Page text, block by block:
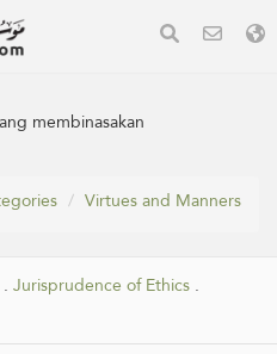
membinasakan
Virtues and Manners
. Jurisprudence of Ethics .